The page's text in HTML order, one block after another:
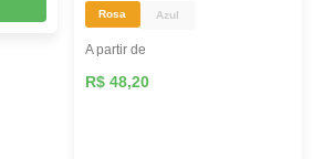
Rosa Azul
A partir de
R$ 48,20